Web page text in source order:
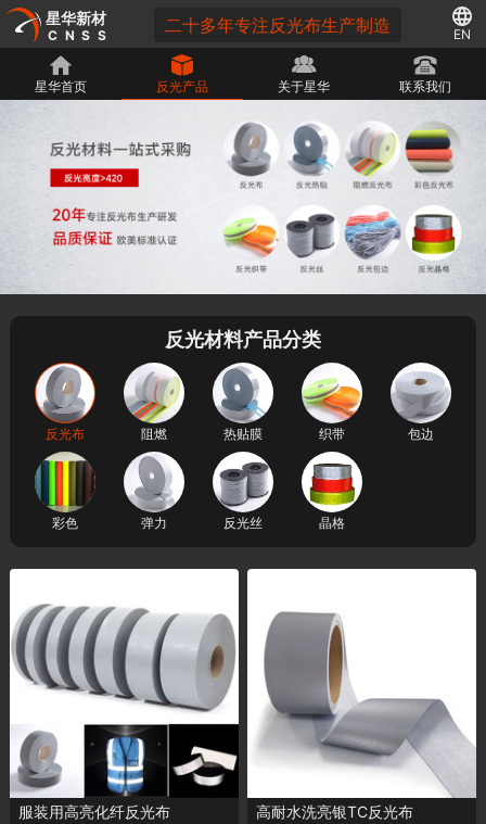
星华新材
CNSS 二十多年专注反光布生产制造 EN
星华首页 反光产品 关于星华 联系我们
反光材料产品分类
反光布 阻燃 热贴膜 织带 包边
彩色 弹力 反光丝 晶格
服装用高亮化纤反光布 高耐水洗亮银TC反光布